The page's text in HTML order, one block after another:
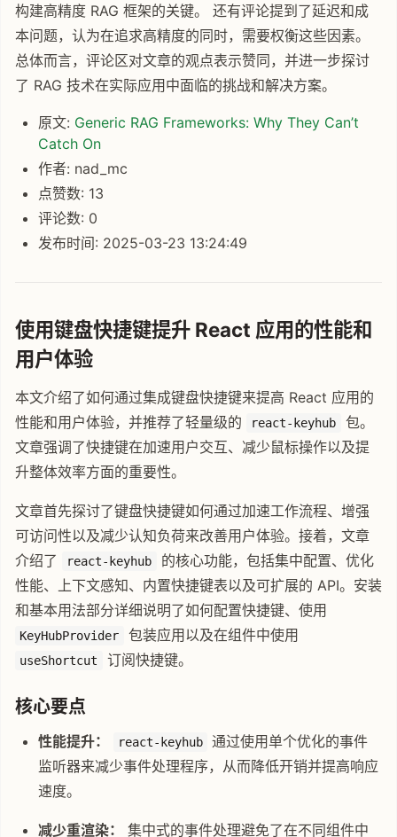
构建高精度 RAG 框架的关键。 还有评论提到了延迟和成
本问题，认为在追求高精度的同时，需要权衡这些因素。
总体而言，评论区对文章的观点表示赞同，并进一步探讨
了 RAG 技术在实际应用中面临的挑战和解决方案。
原文: Generic RAG Frameworks: Why They Can’t
Catch On
作者: nad_mc
点赞数: 13
评论数: 0
发布时间: 2025-03-23 13:24:49
使用键盘快捷键提升 React 应用的性能和
用户体验
本文介绍了如何通过集成键盘快捷键来提高 React 应用的
性能和用户体验，并推荐了轻量级的
react-keyhub
包。
文章强调了快捷键在加速用户交互、减少鼠标操作以及提
升整体效率方面的重要性。
文章首先探讨了键盘快捷键如何通过加速工作流程、增强
可访问性以及减少认知负荷来改善用户体验。接着，文章
介绍了
react-keyhub
的核心功能，包括集中配置、优化
性能、上下文感知、内置快捷键表以及可扩展的 API。安装
和基本用法部分详细说明了如何配置快捷键、使用
KeyHubProvider 包装应用以及在组件中使用
useShortcut 订阅快捷键。
核心要点
性能提升： react-keyhub
通过使用单个优化的事件
监听器来减少事件处理程序，从而降低开销并提高响应
速度。
减少重渲染： 集中式的事件处理避免了在不同组件中